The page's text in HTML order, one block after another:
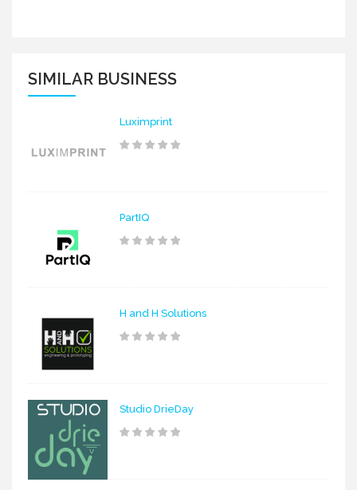
SIMILAR BUSINESS
Luximprint
PartIQ
H and H Solutions
Studio DrieDay